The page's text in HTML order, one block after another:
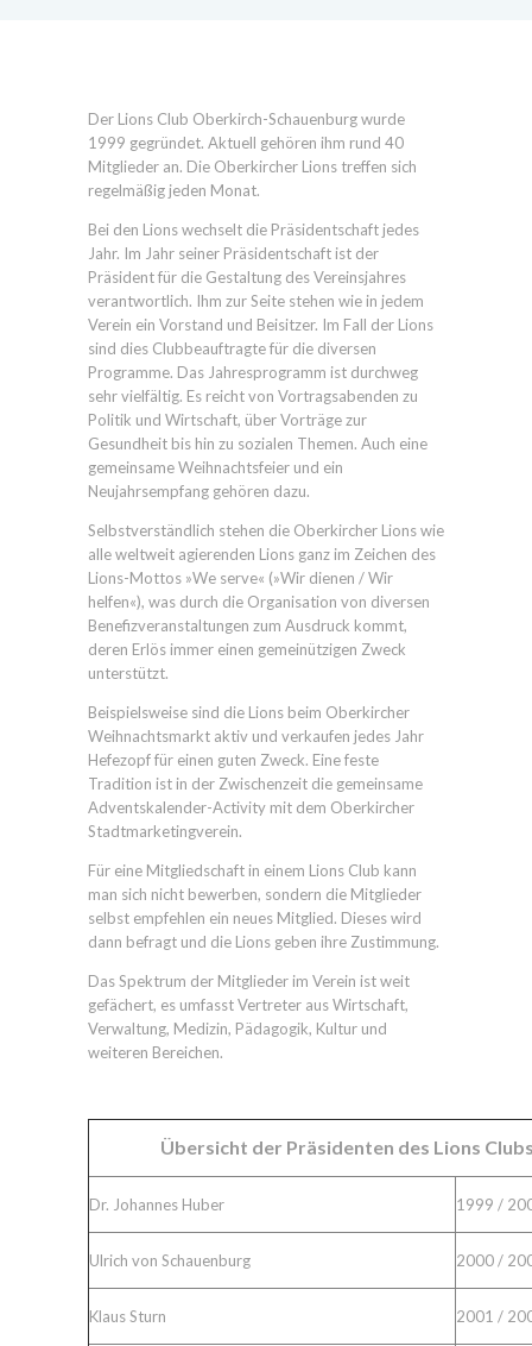
Der Lions Club Oberkirch-Schauenburg wurde
1999 gegründet. Aktuell gehören ihm rund 40
Mitglieder an. Die Oberkircher Lions treffen sich
regelmäßig jeden Monat.
Bei den Lions wechselt die Präsidentschaft jedes
Jahr. Im Jahr seiner Präsidentschaft ist der
Präsident für die Gestaltung des Vereinsjahres
verantwortlich. Ihm zur Seite stehen wie in jedem
Verein ein Vorstand und Beisitzer. Im Fall der Lions
sind dies Clubbeauftragte für die diversen
Programme. Das Jahresprogramm ist durchweg
sehr vielfältig. Es reicht von Vortragsabenden zu
Politik und Wirtschaft, über Vorträge zur
Gesundheit bis hin zu sozialen Themen. Auch eine
gemeinsame Weihnachtsfeier und ein
Neujahrsempfang gehören dazu.
Selbstverständlich stehen die Oberkircher Lions wie
alle weltweit agierenden Lions ganz im Zeichen des
Lions-Mottos »We serve« (»Wir dienen / Wir
helfen«), was durch die Organisation von diversen
Benefizveranstaltungen zum Ausdruck kommt,
deren Erlös immer einen gemeinützigen Zweck
unterstützt.
Beispielsweise sind die Lions beim Oberkircher
Weihnachtsmarkt aktiv und verkaufen jedes Jahr
Hefezopf für einen guten Zweck. Eine feste
Tradition ist in der Zwischenzeit die gemeinsame
Adventskalender-Activity mit dem Oberkircher
Stadtmarketingverein.
Für eine Mitgliedschaft in einem Lions Club kann
man sich nicht bewerben, sondern die Mitglieder
selbst empfehlen ein neues Mitglied. Dieses wird
dann befragt und die Lions geben ihre Zustimmung.
Das Spektrum der Mitglieder im Verein ist weit
gefächert, es umfasst Vertreter aus Wirtschaft,
Verwaltung, Medizin, Pädagogik, Kultur und
weiteren Bereichen.
Übersicht der Präsidenten des Lions
Dr. Johannes Huber 1999 /
Ulrich von Schauenburg 2000 /
Klaus Sturn 2001 /